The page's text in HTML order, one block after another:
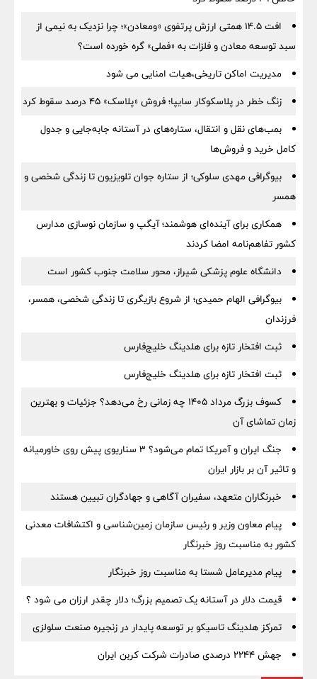
افت ۱۴.۵ همتی ارزش پرتفوی «ومعادن»؛ چرا نزدیک به نیمی از
سبد توسعه معادن و فلزات به «فملی» گره خورده است؟
مدیریت اماکن تاریخی،هیات امنایی می شود
زنگ خطر در پلاسکوکار سایپا؛ فروش «پلاسک» ۴۵ درصد سقوط کرد
بمب‌های نقل و انتقال، ستاره‌های در آستانه جابه‌جایی و جدول
کامل خرید و فروش‌ها
بیوگرافی مهدی سلوکی؛ از ستاره جوان تلویزیون تا زندگی شخصی و
همسر
همکاری برای آینده‌ای هوشمند؛ آیگپ و سازمان نوسازی مدارس
کشور تفاهم‌نامه امضا کردند
دانشگاه علوم پزشکی شیراز، محور سلامت جنوب کشور است
بیوگرافی الهام حمیدی؛ از شروع بازیگری تا زندگی شخصی، همسر،
فرزندان
ثبت افتخار تازه برای هلدینگ خلیج‌فارس
ثبت افتخار تازه برای هلدینگ خلیج‌فارس
کسوف بزرگ مرداد ۱۴۰۵ چه زمانی رخ می‌دهد؟ جزئیات و بهترین
زمان تماشای آن
جنگ ایران و آمریکا تمام می‌شود؟ ۳ سناریوی پیش روی خاورمیانه
و تاثیر آن بر بازار ایران
خبرنگاران متعهد، سفیران آگاهی و جهادگران تبیین هستند
پیام معاون وزیر و رئیس سازمان زمین‌شناسی و اکتشافات معدنی
کشور به مناسبت روز خبرنگار
پیام مدیرعامل شستا به مناسبت روز خبرنگار
قیمت دلار در آستانه یک تصمیم بزرگ؛ دلار چقدر ارزان می شود ؟
تمرکز هلدینگ تاسیکو بر توسعه پایدار در زنجیره صنعت سلولزی
جهش ۲۲۴۴ درصدی صادرات شرکت کربن ایران